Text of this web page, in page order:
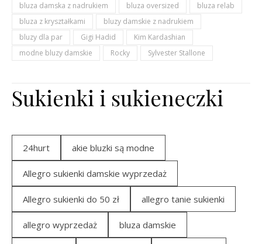
bluza damska z nadrukiem
bluza oversized
bluza relab
bluza z kryształkami
bluzy damskie z nadrukiem
bluzy dla par
Gigi Hadid
Kim Kardashian
modne bluzy damskie
Rocky Sylvester Stallone
Sukienki i sukieneczki
24hurt akie bluzki są modne
Allegro sukienki damskie wyprzedaż
Allegro sukienki do 50 zł allegro tanie sukienki
allegro wyprzedaż bluza damskie